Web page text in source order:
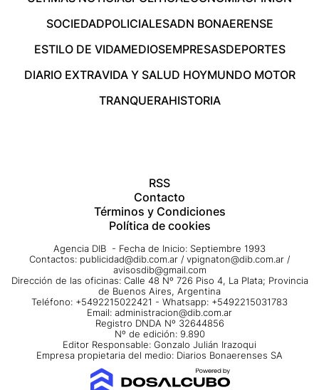
SOCIEDADPOLICIALESADN BONAERENSE
ESTILO DE VIDAMEDIOSEMPRESASDEPORTES
DIARIO EXTRAVIDA Y SALUD HOYMUNDO MOTOR
TRANQUERAHISTORIA
RSS
Contacto
Términos y Condiciones
Política de cookies
Agencia DIB - Fecha de Inicio: Septiembre 1993
Contactos: publicidad@dib.com.ar / vpignaton@dib.com.ar /
avisosdib@gmail.com
Dirección de las oficinas: Calle 48 Nº 726 Piso 4, La Plata; Provincia
de Buenos Aires, Argentina
Teléfono: +5492215022421 - Whatsapp: +5492215031783
Email: administracion@dib.com.ar
Registro DNDA Nº 32644856
Nº de edición: 9.890
Editor Responsable: Gonzalo Julián Irazoqui
Empresa propietaria del medio: Diarios Bonaerenses SA